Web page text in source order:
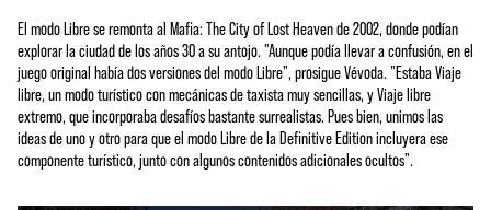
El modo Libre se remonta al Mafia: The City of Lost Heaven de 2002, donde podían
explorar la ciudad de los años 30 a su antojo. "Aunque podía llevar a confusión, en el
juego original había dos versiones del modo Libre", prosigue Vévoda. "Estaba Viaje
libre, un modo turístico con mecánicas de taxista muy sencillas, y Viaje libre
extremo, que incorporaba desafíos bastante surrealistas. Pues bien, unimos las
ideas de uno y otro para que el modo Libre de la Definitive Edition incluyera ese
componente turístico, junto con algunos contenidos adicionales ocultos".